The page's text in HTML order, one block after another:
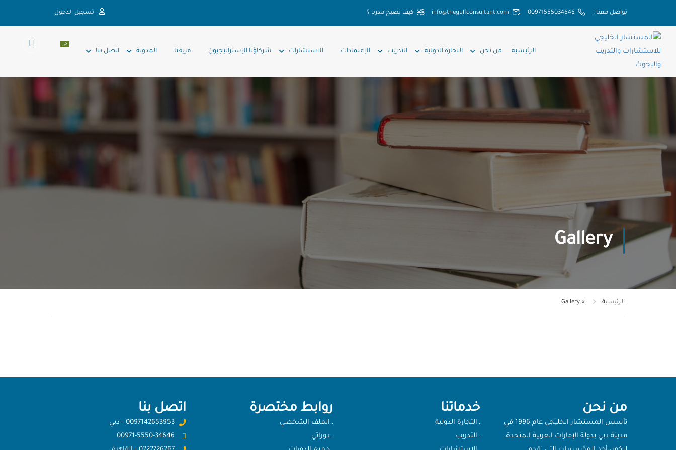
تواصل معنا : 00971555034646
info@thegulfconsultant.com كيف تصبح مدربا ؟ تسجيل الدخول
الرئيسية من نحن التجارة الدولية التدريب الإعتمادات الاستشارات شركاؤنا الإستراتيجيون فريقنا المدونة اتصل بنا
Gallery
الرئيسية »
Gallery
من نحن
تأسس المستشار الخليجي عام 1996 في
مدينة دبي بدولة الإمارات العربية المتحدة،
خدماتنا
ـ التجارة الدولية
ـ التدريب
روابط مختصرة
ـ الملف الشخصي
ـ دوراتي
اتصل بنا
0097142653953 - دبي
00971-5550-34646